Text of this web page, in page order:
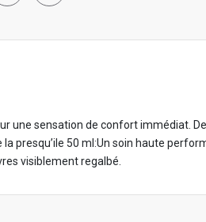
une sensation de confort immédiat.
presqu’ile 50 ml:Un soin haute
visiblement regalbé.